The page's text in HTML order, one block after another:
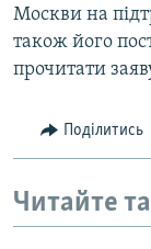
Москви на
також його
прочитати
Поділитись
Читайте